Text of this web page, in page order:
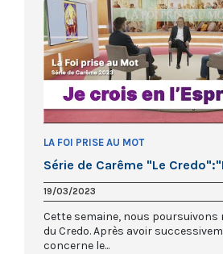
LA FOI PRISE AU MOT
Série de Carême "Le
19/03/2023
Cette semaine, nous
du Credo. Après avoir
concerne le...